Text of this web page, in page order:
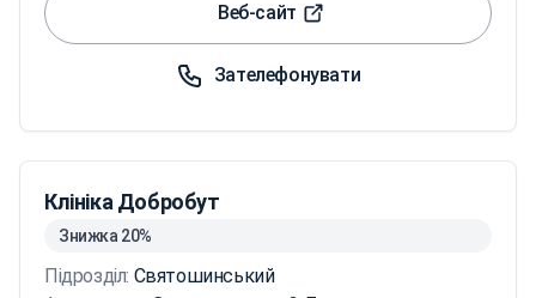
Веб-сайт
Зателефонувати
Клініка Добробут
Знижка 20%
Підрозділ: Святошинський